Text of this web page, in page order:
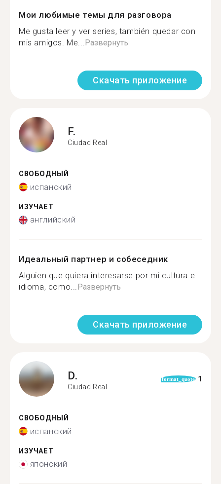
Мои любимые темы для разговора
Me gusta leer y ver series, también quedar con
mis amigos. Me...Развернуть
Скачать приложение
F.
Ciudad Real
СВОБОДНЫЙ
испанский
ИЗУЧАЕТ
английский
Идеальный партнер и собеседник
Alguien que quiera interesarse por mi cultura e
idioma, como...Развернуть
Скачать приложение
D.
Ciudad Real
format_quote 1
СВОБОДНЫЙ
испанский
ИЗУЧАЕТ
японский